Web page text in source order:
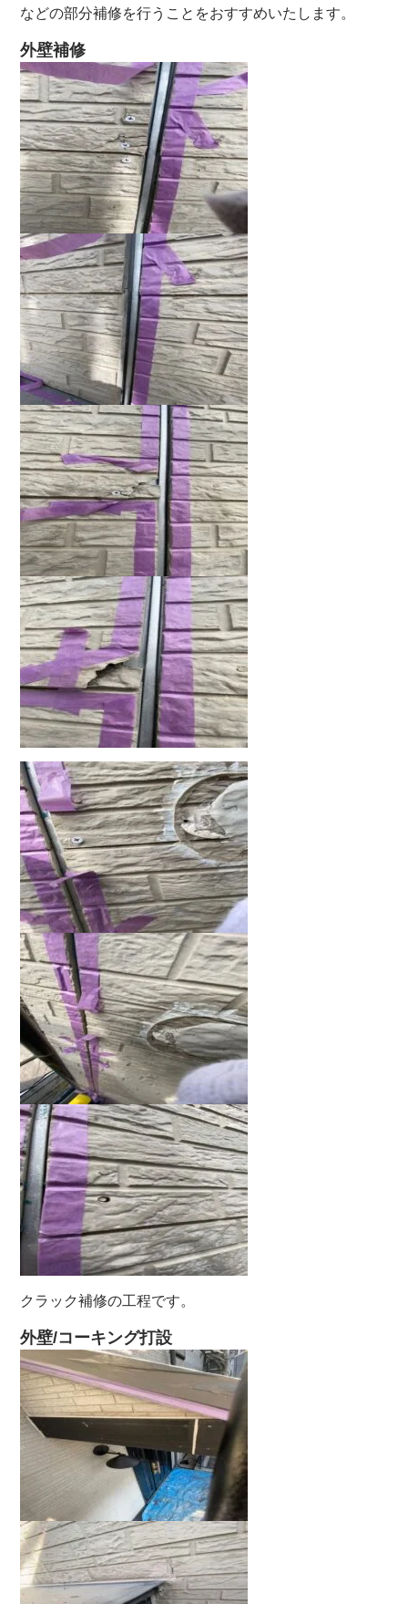
などの部分補修を行うことをおすすめいたします。
外壁補修
クラック補修の工程です。
外壁/コーキング打設